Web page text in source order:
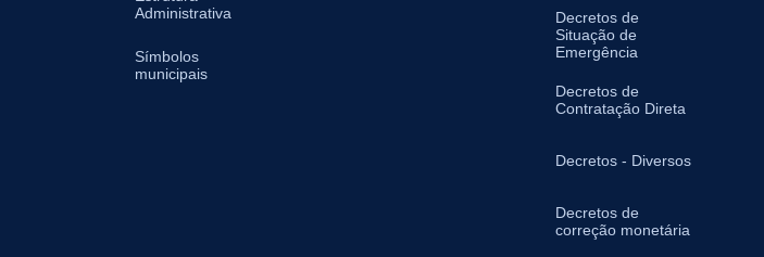
Administrativa
Símbolos
municipais
Decretos de
Situação de
Emergência
Decretos de
Contratação Direta
Decretos - Diversos
Decretos de
correção monetária